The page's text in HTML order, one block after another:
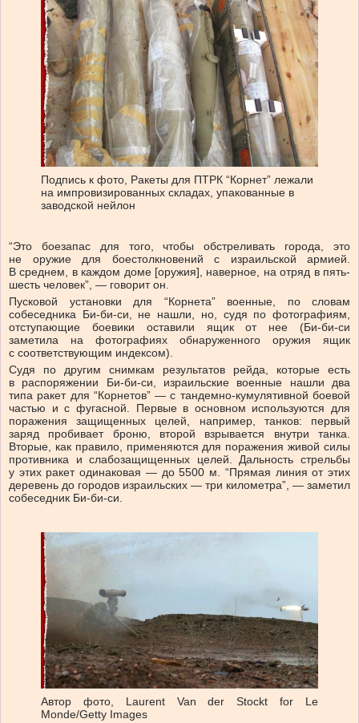
Подпись к фото, Ракеты для ПТРК “Корнет” лежали
на импровизированных складах, упакованные в
заводской нейлон
“Это боезапас для того, чтобы обстреливать города, это
не оружие для боестолкновений с израильской армией.
В среднем, в каждом доме [оружия], наверное, на отряд в пять-
шесть человек”, — говорит он.
Пусковой установки для “Корнета” военные, по словам
собеседника Би-би-си, не нашли, но, судя по фотографиям,
отступающие боевики оставили ящик от нее (Би-би-си
заметила на фотографиях обнаруженного оружия ящик
с соответствующим индексом).
Судя по другим снимкам результатов рейда, которые есть
в распоряжении Би-би-си, израильские военные нашли два
типа ракет для “Корнетов” — с тандемно-кумулятивной боевой
частью и с фугасной. Первые в основном используются для
поражения защищенных целей, например, танков: первый
заряд пробивает броню, второй взрывается внутри танка.
Вторые, как правило, применяются для поражения живой силы
противника и слабозащищенных целей. Дальность стрельбы
у этих ракет одинаковая — до 5500 м. “Прямая линия от этих
деревень до городов израильских — три километра”, — заметил
собеседник Би-би-си.
Автор фото, Laurent Van der Stockt for Le
Monde/Getty Images